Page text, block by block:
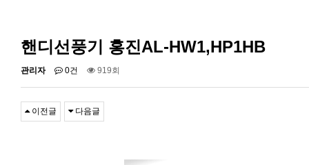
핸디선풍기 홍진AL-HW1,HP1HB
관리자 0건 919회
이전글 다음글